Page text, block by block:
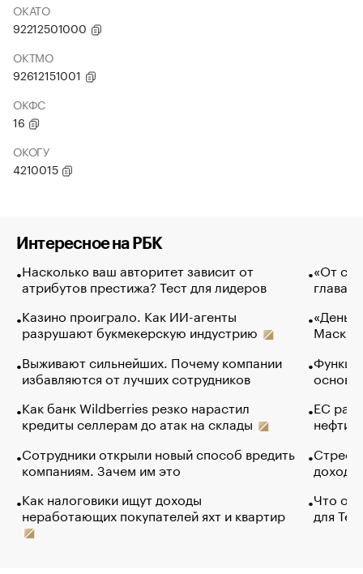
ОКАТО
92212501000
ОКТМО
92612151001
ОКФС
16
ОКОГУ
4210015
Интересное на РБК
Насколько ваш авторитет зависит от
атрибутов престижа? Тест для лидеров
Казино проиграло. Как ИИ-агенты
разрушают букмекерскую индустрию
Выживают сильнейших. Почему компании
избавляются от лучших сотрудников
Как банк Wildberries резко нарастил
кредиты селлерам до атак на склады
Сотрудники открыли новый способ вредить
компаниям. Зачем им это
Как налоговики ищут доходы
неработающих покупателей яхт и квартир
«От
глава
Маск в
основ
ЕС
нефти
Что
для